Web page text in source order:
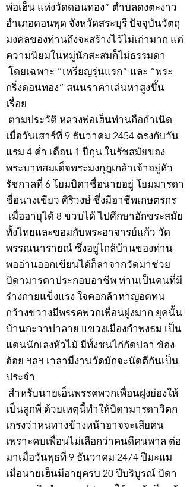
พ่อเฮ็น แห่งวัดดอนทอง” ตำบลดงตะงาว
อำเภอดอนพุด จังหวัดสระบุรี ปัจจุบันวัตถุ
มงคลของท่านถึงจะสร้างไว้ไม่เก่ามาก แต่
ความนิยมในหมู่นักสะสมก็ไม่ธรรมดา
โดยเฉพาะ “เหรียญรุ่นแรก” และ “พระ
กริ่งดอนทอง” สนนราคาเล่นหาสูงขึ้น
เรื่อย
ตามประวัติ หลวงพ่อเฮ็นท่านถือกำเนิด
เมื่อวันเสาร์ที่ 9 ธันวาคม 2454 ตรงกับวัน
แรม 4 ค่ำ เดือน 1 ปีกุน ในรัชสมัยของ
พระบาทสมเด็จพระมงกุฎเกล้าเจ้าอยู่หัว
รัชกาลที่ 6 โยมบิดาชื่อนายอยู่ โยมมารดา
ชื่อนางเขียว ศิริวงษ์ ซึ่งมีอาชีพเกษตรกร
เมื่ออายุได้ 8 ขวบได้ ไปศึกษาอักขระสมัย
ทั้งไทยและขอมกับพระอาจารย์แก้ว วัด
พรรณนารายณ์ ซึ่งอยู่ไกล้บ้านของท่าน
พออ่านออกเขียนได้ก็ลาจากวัดมาช่วย
บิดามารดาประกอบอาชีพ ท่านเป็นคนที่มี
ร่างกายแข็งแรง ใจคอกล้าหาญอดทน
กว้างขวางมีพรรคพวกเพื่อนฝูงมาก ยุคนั้น
บ้านกะวาปาลาย แขวงเมืองกำพงธม เป็น
แดนนักเลงหัวไม้ มีทั้งชนไก่กัดปลา ข้อง
อ้อย ฯลฯ เวลามีงานวัดมักจะนัดตีกันเป็น
ประจำ
สำหรับนายเฮ็นพรรคพวกเพื่อนฝูงย่องให้
เป็นลูกพี่ ด้วยเหตุนี้ทำให้บิดามารดาวิตก
เกรงว่าหนทางข้างหน้าอาจจะเสียคน
เพราะคบเพื่อนไม่เลือกว่าคนดีคนพาล ต่อ
มาเมื่อวันพุธที่ 9 ธันวาคม 2474 ปีมะแม
เมื่อนายเฮ็นมีอายุครบ 20 ปีบริบูรณ์ บิดา